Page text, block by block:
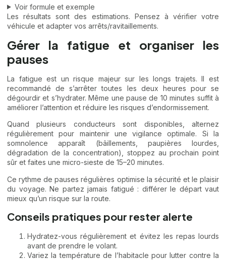
Voir formule et exemple
Les résultats sont des estimations. Pensez à vérifier votre
véhicule et adapter vos arrêts/ravitaillements.
Gérer la fatigue et organiser les
pauses
La fatigue est un risque majeur sur les longs trajets. Il est
recommandé de s’arrêter toutes les deux heures pour se
dégourdir et s’hydrater. Même une pause de 10 minutes suffit à
améliorer l’attention et réduire les risques d’endormissement.
Quand plusieurs conducteurs sont disponibles, alternez
régulièrement pour maintenir une vigilance optimale. Si la
somnolence apparaît (bâillements, paupières lourdes,
dégradation de la concentration), stoppez au prochain point
sûr et faites une micro-sieste de 15–20 minutes.
Ce rythme de pauses régulières optimise la sécurité et le plaisir
du voyage. Ne partez jamais fatigué : différer le départ vaut
mieux qu’un risque sur la route.
Conseils pratiques pour rester alerte
Hydratez-vous régulièrement et évitez les repas lourds
avant de prendre le volant.
Variez la température de l’habitacle pour lutter contre la